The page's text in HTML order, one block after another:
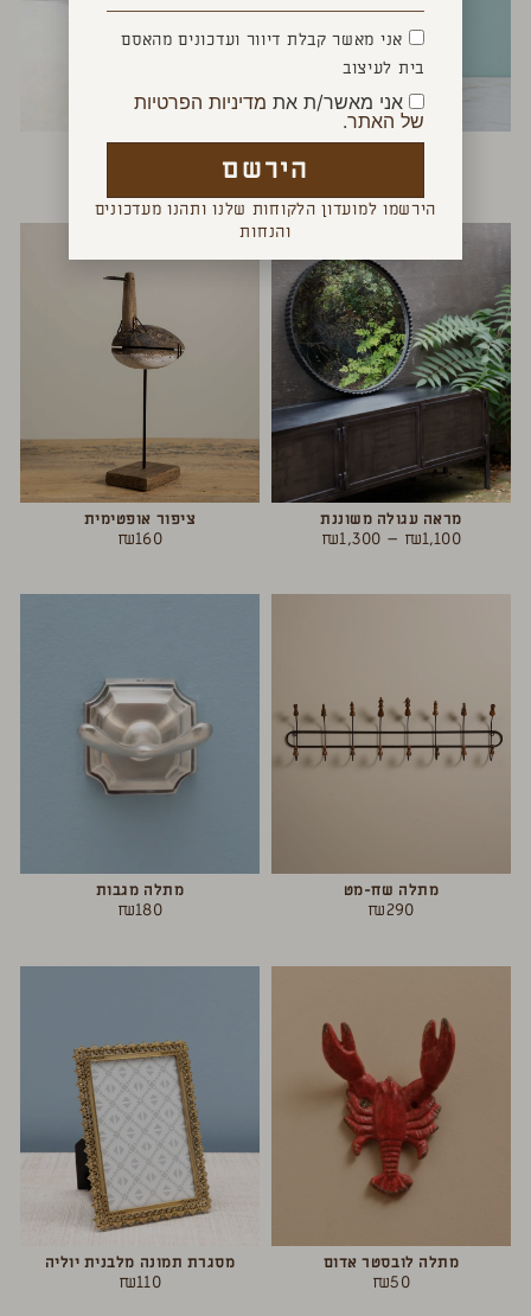
יד ניצחון לויתן ספרים
מראה עגולה משוננת
₪1,100
–
₪1,300
ציפור אופטימית
₪160
מתלה שח-מט
₪290
מתלה מגבות
₪180
מתלה לובסטר אדום
₪50
מסגרת תמונה מלבנית יוליה
₪110
אני מאשר קבלת דיוור ועדכונים מהאסם
בית לעיצוב
אני מאשר/ת את מדיניות הפרטיות
של האתר.
הירשם
הירשמו למועדון הלקוחות שלנו ותהנו מעדכונים
והנחות